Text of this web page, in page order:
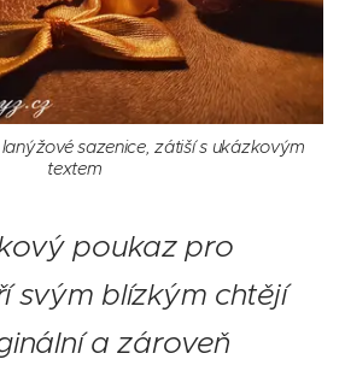
sazenice, zátiší s ukázkovým
textem
poukaz pro
svým blízkým chtějí
a zároveň